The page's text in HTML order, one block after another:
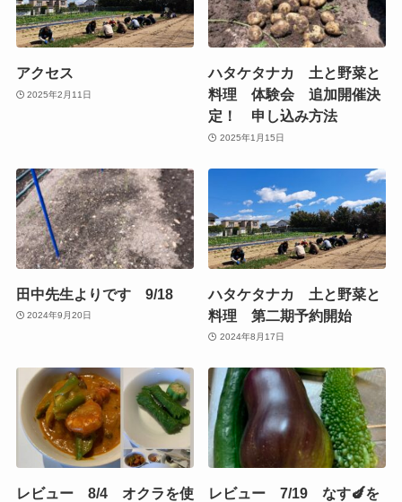
アクセス
2025年2月11日
ハタケタナカ 土と野菜と
料理 体験会 追加開催決
定！ 申し込み方法
2025年1月15日
田中先生よりです 9/18
2024年9月20日
ハタケタナカ 土と野菜と
料理 第二期予約開始
2024年8月17日
レビュー 8/4 オクラを使
レビュー 7/19 なす🍆を